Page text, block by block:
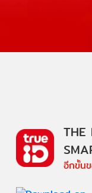
THE
อีกขั้น